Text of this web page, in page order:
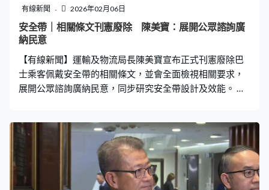
隊都是認真反思，不同方面汲取教訓，我們會持謙卑、嚴
謹的態度，將這件事做好。」 陳美寶強調牽涉民生議題的
修例時會提高員工的警覺性，不容許類似事件再發生。
有線新聞 2026年02月06日
安全帶｜相關條文刊憲廢除 陳美寶：展開公眾諮詢廣
納民意
【有線新聞】運輸及物流局長陳美寶宣布正式刊憲廢除巴
士乘客佩戴安全帶的相關條文，並會全面檢視相關要求，
展開公眾諮詢廣納民意，同步研究安全帶設計及效能。 陳
覺到法律條文不足，而在解說部分亦不是完全精準，以至
令條文出現不同的理解，我認為我們現在必須因為這件事